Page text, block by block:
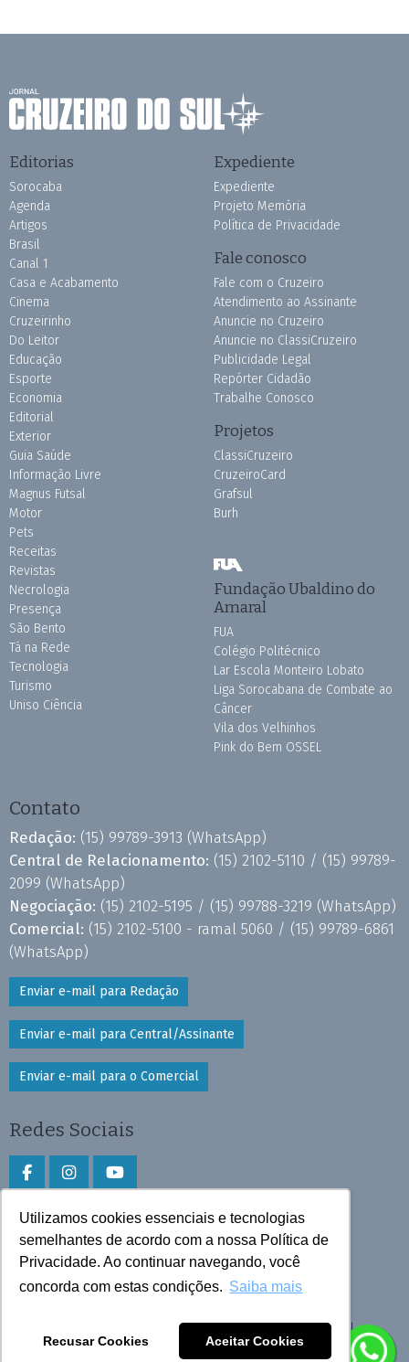
Utilizamos cookies essenciais e tecnologias
semelhantes de acordo com a nossa Política de
Privacidade. Ao continuar navegando, você
concorda com estas condições. Saiba mais
Recusar Cookies Aceitar Cookies
Editorias
Sorocaba
Agenda
Artigos
Brasil
Canal 1
Casa e Acabamento
Cinema
Cruzeirinho
Do Leitor
Educação
Esporte
Economia
Editorial
Exterior
Guia Saúde
Informação Livre
Magnus Futsal
Motor
Pets
Receitas
Revistas
Necrologia
Presença
São Bento
Tá na Rede
Tecnologia
Turismo
Uniso Ciência
Expediente
Expediente
Projeto Memória
Política de Privacidade
Fale conosco
Fale com o Cruzeiro
Atendimento ao Assinante
Anuncie no Cruzeiro
Anuncie no ClassiCruzeiro
Publicidade Legal
Repórter Cidadão
Trabalhe Conosco
Projetos
ClassiCruzeiro
CruzeiroCard
Grafsul
Burh
Fundação Ubaldino do
Amaral
FUA
Colégio Politécnico
Lar Escola Monteiro Lobato
Liga Sorocabana de Combate ao
Câncer
Vila dos Velhinhos
Pink do Bem OSSEL
Contato
Redação: (15) 99789-3913 (WhatsApp)
Central de Relacionamento: (15) 2102-5110 / (15) 99789-
2099 (WhatsApp)
Negociação: (15) 2102-5195 / (15) 99788-3219 (WhatsApp)
Comercial: (15) 2102-5100 - ramal 5060 / (15) 99789-6861
(WhatsApp)
Enviar e-mail para Redação
Enviar e-mail para Central/Assinante
Enviar e-mail para o Comercial
Redes Sociais
Faça download do aplicativo
Play Store e App Store
Todos os direitos reservados © 2026 Cruzeiro do Sul